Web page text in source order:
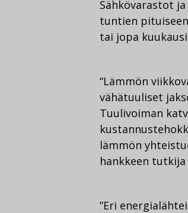
Sähkövarastot
tuntien
tai jopa
“Lämmön
vähätuuliset
Tuulivoiman
lämmön
hankkeen tutkija
”Eri